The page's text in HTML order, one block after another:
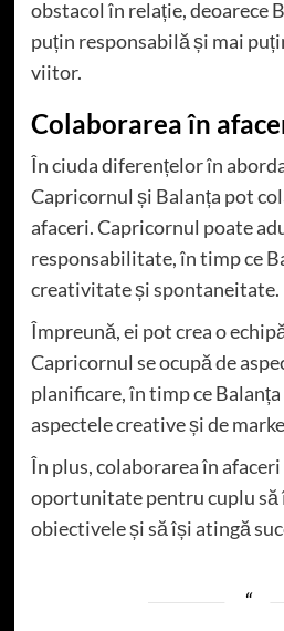
obstacol în relație, deoarece
puțin responsabilă și mai
viitor.
Colaborarea în
În ciuda diferențelor în
Capricornul și Balanța pot
afaceri. Capricornul poate
responsabilitate, în timp ce
creativitate și spontaneitate.
Împreună, ei pot crea o
Capricornul se ocupă de
planificare, în timp ce Balanța
aspectele creative și de
În plus, colaborarea în
oportunitate pentru cuplu să
obiectivele și să își atingă